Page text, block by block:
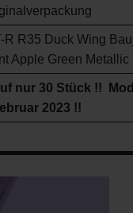
R R35 Duck Wing
Apple Green
nur 30 Stück !!
2023 !!